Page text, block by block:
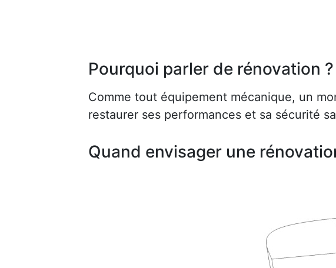
Pourquoi parler de rénovation ?
Comme tout équipement mécanique, un
restaurer ses performances et sa sécurité
Quand envisager une